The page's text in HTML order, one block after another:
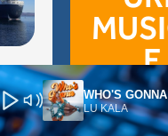
WHO'S GONNA
LU KALA